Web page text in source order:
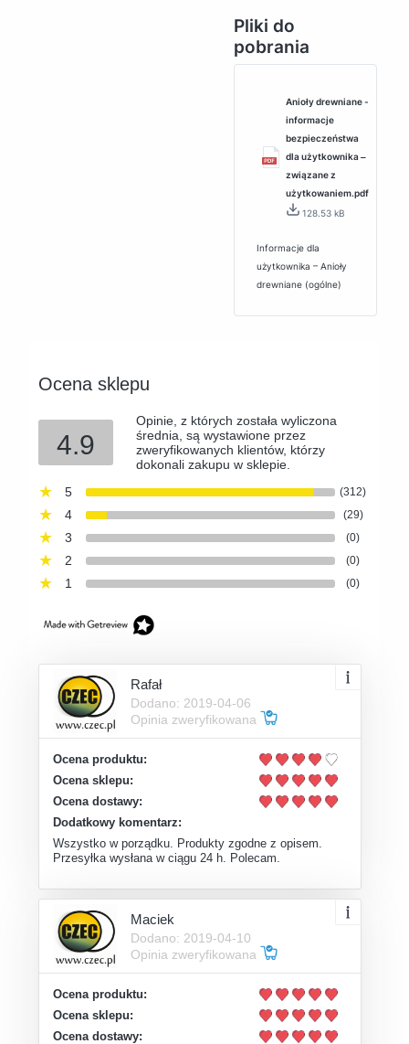
Pliki do
pobrania
Anioły drewniane -
informacje
bezpieczeństwa
dla użytkownika ‒
związane z
użytkowaniem.pdf
128.53 kB
Informacje dla
użytkownika – Anioły
drewniane (ogólne)
Ocena sklepu
4.9
Opinie, z których została wyliczona
średnia, są wystawione przez
zweryfikowanych klientów, którzy
dokonali zakupu w sklepie.
5
(312)
4 (29)
3 (0)
2 (0)
1 (0)
Rafał
Dodano: 2019-04-06
Opinia zweryfikowana
Ocena produktu:
Ocena sklepu:
Ocena dostawy:
Dodatkowy komentarz:
Wszystko w porządku. Produkty zgodne z opisem.
Przesyłka wysłana w ciągu 24 h. Polecam.
Maciek
Dodano: 2019-04-10
Opinia zweryfikowana
Ocena produktu:
Ocena sklepu:
Ocena dostawy: